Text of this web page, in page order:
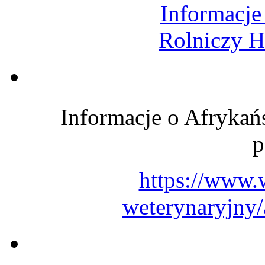
Rolniczy
Informacje o
https://